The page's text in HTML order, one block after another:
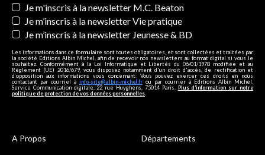
Je m'inscris à la newsletter M.C. Beaton
Je m’inscris à la newsletter Vie pratique
Je m’inscris à la newsletter Jeunesse & BD
Les informations dans ce formulaire sont toutes obligatoires, et sont collectées et traitées par
la société Editions Albin Michel, afin de recevoir nos newsletters au format digital si vous le
souhaitez. Conformément à la Loi Informatique et Libertés du 06/01/1978 modifiée et au
Règlement (UE) 2016/679, vous disposez notamment d'un droit d'accès, de rectification et
d’opposition aux informations vous concernant. Vous pouvez exercer ces droits en nous
contactant par courriel à info-site@albin-michel.fr ou par courrier à Editions Albin Michel,
Service Communication digitale, 22 rue Huyghens, 75014 Paris. Plus d’information sur notre
politique de protection de vos données personnelles
A Propos Départements